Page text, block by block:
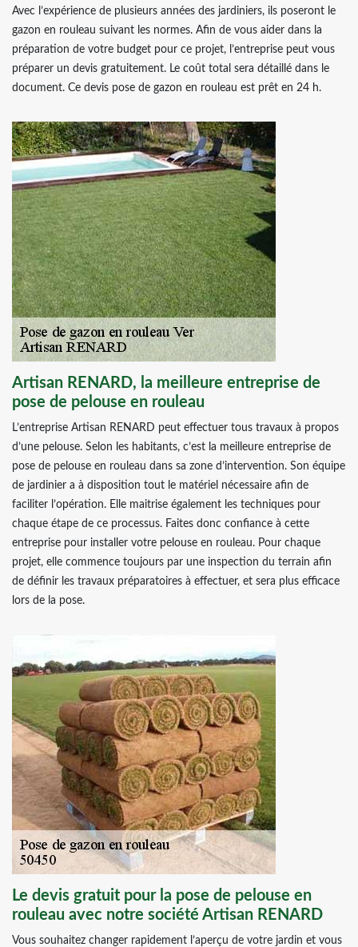
Avec l’expérience de plusieurs années des jardiniers, ils poseront le
gazon en rouleau suivant les normes. Afin de vous aider dans la
préparation de votre budget pour ce projet, l’entreprise peut vous
préparer un devis gratuitement. Le coût total sera détaillé dans le
document. Ce devis pose de gazon en rouleau est prêt en 24 h.
Artisan RENARD, la meilleure entreprise de
pose de pelouse en rouleau
L’entreprise Artisan RENARD peut effectuer tous travaux à propos
d’une pelouse. Selon les habitants, c’est la meilleure entreprise de
pose de pelouse en rouleau dans sa zone d’intervention. Son équipe
de jardinier a à disposition tout le matériel nécessaire afin de
faciliter l’opération. Elle maitrise également les techniques pour
chaque étape de ce processus. Faites donc confiance à cette
entreprise pour installer votre pelouse en rouleau. Pour chaque
projet, elle commence toujours par une inspection du terrain afin
de définir les travaux préparatoires à effectuer, et sera plus efficace
lors de la pose.
Le devis gratuit pour la pose de pelouse en
rouleau avec notre société Artisan RENARD
Vous souhaitez changer rapidement l’aperçu de votre jardin et vous